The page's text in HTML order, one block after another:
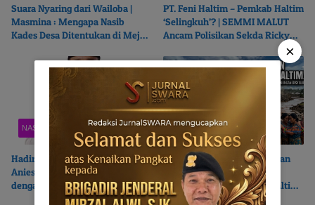
Suara Nyaring dari Wailoba |
Masmina : Mengapa Nasib
Kades Desa Ditentukan di Meja
PT. Feni Haltim – Pemkab Haltim
‘Selingkuh’? | SEMMI MALUT
Ancam Polisikan Sekda Ricky
NASIONAL
Hadir di Pelantikan PB HIKMU |
Anies Baswedan Terikat Batin
dengan Bumi Moloku Kie Raha
Maluku Utara
Beroperasi Tanpa AMDAL dan
Cemari Sungai Kukuba,
LATAMLA Desak PT Feni Haltim
Diproses Pidana
×